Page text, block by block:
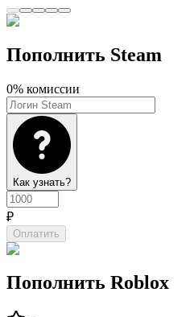
Пополнить Steam
0% комиссии
Как узнать?
₽
Оплатить
Пополнить Roblox